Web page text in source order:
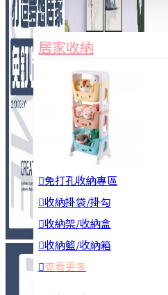
3C周邊
居家安全
居家清潔
查看更多
餐飲廚具
家俱&收納
居家收納
免打孔收納專區
收納掛袋/掛勾
收納架/收納盒
收納籃/收納箱
查看更多